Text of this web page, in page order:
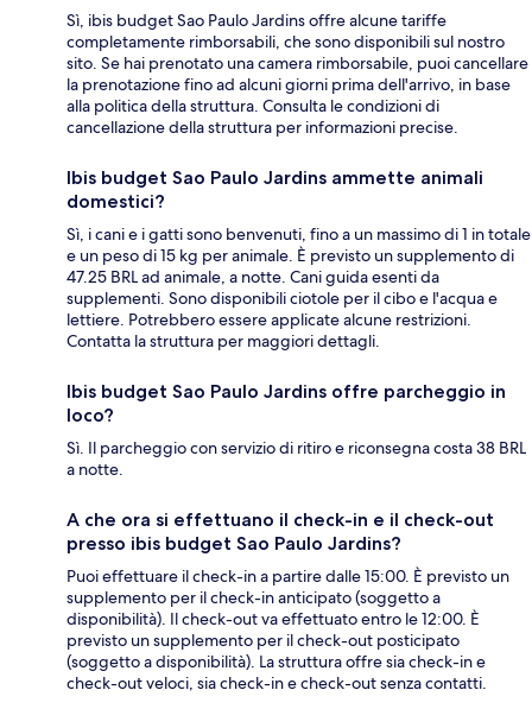
Sì, ibis budget Sao Paulo Jardins offre alcune tariffe
completamente rimborsabili, che sono disponibili sul nostro
sito. Se hai prenotato una camera rimborsabile, puoi cancellare
la prenotazione fino ad alcuni giorni prima dell'arrivo, in base
alla politica della struttura. Consulta le condizioni di
cancellazione della struttura per informazioni precise.
Ibis budget Sao Paulo Jardins ammette animali
domestici?
Sì, i cani e i gatti sono benvenuti, fino a un massimo di 1 in totale
e un peso di 15 kg per animale. È previsto un supplemento di
47.25 BRL ad animale, a notte. Cani guida esenti da
supplementi. Sono disponibili ciotole per il cibo e l'acqua e
lettiere. Potrebbero essere applicate alcune restrizioni.
Contatta la struttura per maggiori dettagli.
Ibis budget Sao Paulo Jardins offre parcheggio in
loco?
Sì. Il parcheggio con servizio di ritiro e riconsegna costa 38 BRL
a notte.
A che ora si effettuano il check-in e il check-out
presso ibis budget Sao Paulo Jardins?
Puoi effettuare il check-in a partire dalle 15:00. È previsto un
supplemento per il check-in anticipato (soggetto a
disponibilità). Il check-out va effettuato entro le 12:00. È
previsto un supplemento per il check-out posticipato
(soggetto a disponibilità). La struttura offre sia check-in e
check-out veloci, sia check-in e check-out senza contatti.